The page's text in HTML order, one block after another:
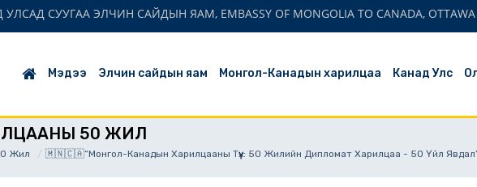
СУУГАА ЭЛЧИН САЙДЫН ЯАМ, EMBASSY OF MONGOLIA TO CANADA, OTTAWA
Мэдээ Элчин сайдын яам Монгол-Канадын харилцаа Канад Улс
50 ЖИЛ
Жил 🇲🇳🇨🇦“Монгол-Канадын Харилцааны Түүх: 50 Жилийн Дипломат Харилцаа - 50 Үйл